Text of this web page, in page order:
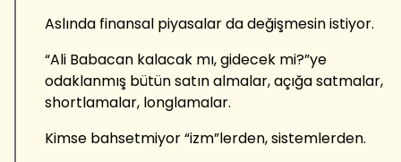
Aslında finansal piyasalar da değişmesin istiyor.
“Ali Babacan kalacak mı, gidecek mi?”ye
odaklanmış bütün satın almalar, açığa satmalar,
shortlamalar, longlamalar.
Kimse bahsetmiyor “izm”lerden, sistemlerden.